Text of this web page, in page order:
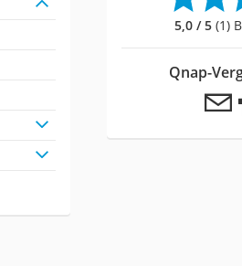
5,0 / 5 (1)
Qnap-